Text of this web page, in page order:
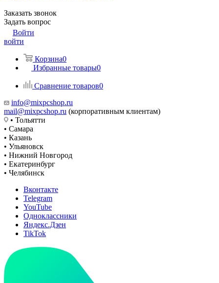
Заказать звонок
Задать вопрос
Войти
войти
Корзина0
Избранные товары0
Сравнение товаров0
info@mixpcshop.ru
mail@mixpcshop.ru (корпоративным клиентам)
• Тольятти
• Самара
• Казань
• Ульяновск
• Нижний Новгород
• Екатеринбург
• Челябинск
Вконтакте
Telegram
YouTube
Одноклассники
Яндекс.Дзен
TikTok